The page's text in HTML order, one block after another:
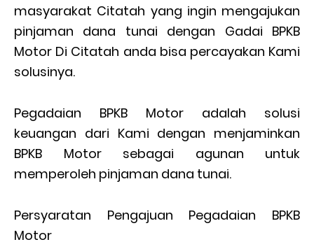
masyarakat Citatah yang ingin mengajukan
pinjaman dana tunai dengan Gadai BPKB
Motor Di Citatah anda bisa percayakan Kami
solusinya.
Pegadaian BPKB Motor adalah solusi
keuangan dari Kami dengan menjaminkan
BPKB Motor sebagai agunan untuk
memperoleh pinjaman dana tunai.
Persyaratan Pengajuan Pegadaian BPKB
Motor